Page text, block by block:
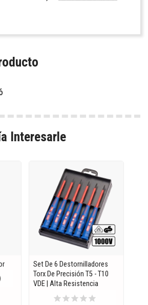
Interesarle
Set De 6 Destornilladores
Torx De Precisión T5 - T10
VDE | Alta Resistencia
starstarstarstarstar